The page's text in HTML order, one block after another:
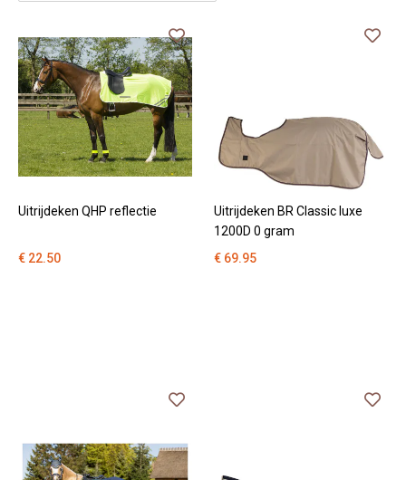
Uitrijdeken QHP reflectie
€ 22.50
Uitrijdeken BR Classic luxe
1200D 0 gram
€ 69.95